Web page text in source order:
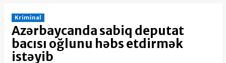
Kriminal
Azərbaycanda sabiq deputat
bacısı oğlunu həbs etdirmək
istəyib